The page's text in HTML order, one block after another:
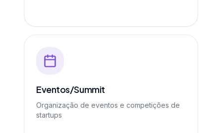
Eventos/Summit
Organização de eventos e competições de
startups